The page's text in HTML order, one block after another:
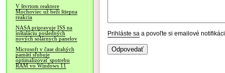
V štvrtom reaktore
Mochoviec už beží štiepna
reakcia
NASA pripravuje ISS na
inštaláciu posledných
nových solárnych panelov
Microsoft v čase drahých
pamätí sľubuje
optimalizovať spotrebu
RAM vo Windows 11
Prihláste sa a povoľte si emailové